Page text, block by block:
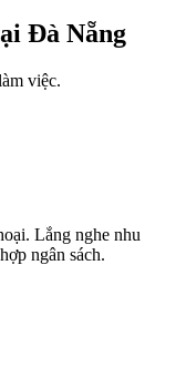
Đà Nẵng
việc.
Lắng nghe nhu
ngân sách.